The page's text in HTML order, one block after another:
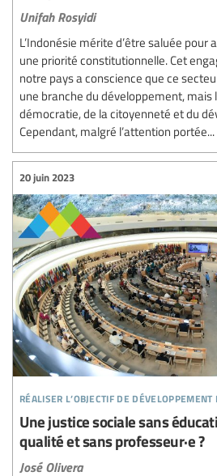
Unifah Rosyidi
L’Indonésie mérite d’être saluée pour
une priorité constitutionnelle. Cet
notre pays a conscience que ce
une branche du développement, mais
démocratie, de la citoyenneté et du
Cependant, malgré l’attention portée...
réaliser l’objectif de développement
20 juin 2023
Une justice sociale sans
qualité et sans professeur·e ?
José Olivera